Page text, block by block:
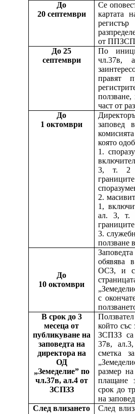
До
20 септември
Се
картата
от
До 25
септември
По
чл.37в,
правят
ползване,
част от
До
1 октомври
заповед
която
1.
3, т. 2
2.
1,
ал. 3, т.
3.
ползване
До
10 октомври
обявява в
ОСЗ, и
с
В срок до 3
месеца от
публикуване на
заповедта на
директора на
ОД
„Земеделие” по
чл.37в, ал.4 от
ЗСПЗЗ
който със
ЗСПЗЗ са
37в,
сметка
размер
плащане
срок до
на
След влизането
След